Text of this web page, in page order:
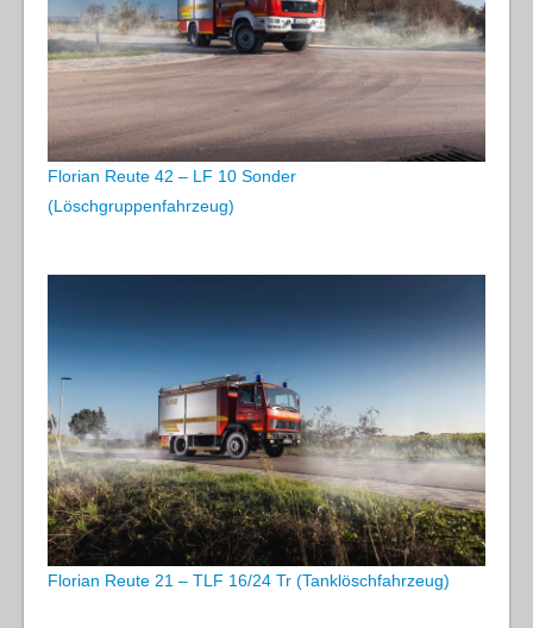
Florian Reute 42 – LF 10 Sonder
(Löschgruppenfahrzeug)
Florian Reute 21 – TLF 16/24 Tr (Tanklöschfahrzeug)